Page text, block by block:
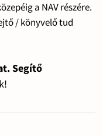
a NAV részére.
/ könyvelő tud
Segítő